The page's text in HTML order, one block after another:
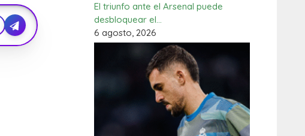
El triunfo ante el Arsenal puede
desbloquear el…
6 agosto, 2026